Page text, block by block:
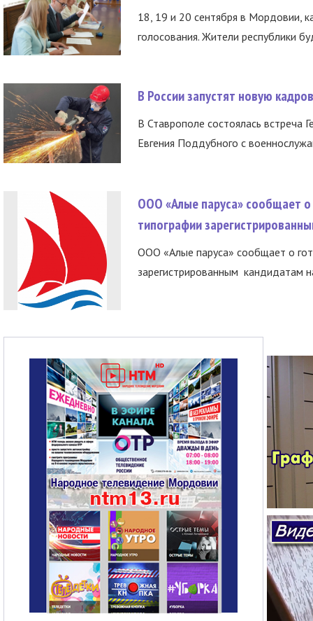
18, 19 и 20 сентября в Мордовии,
голосования. Жители республики
В России запустят новую
В Ставрополе состоялась встреча
Евгения Поддубного с
ООО «Алые паруса» сообщает о
типографии
ООО «Алые паруса» сообщает о
зарегистрированным кандидатам